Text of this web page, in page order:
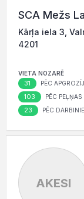
SCA Mežs
Kārļa iela 3,
4201
VIETA NOZARĒ
31 PĒC
103 PĒC PEĻŅAS
23 PĒC
AKESI